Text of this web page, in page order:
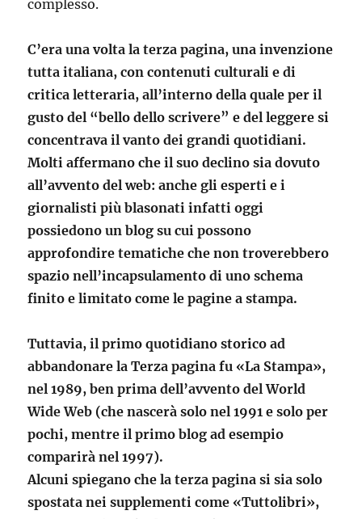
complesso.
C’era una volta la terza pagina, una invenzione
tutta italiana, con contenuti culturali e di
critica letteraria, all’interno della quale per il
gusto del “bello dello scrivere” e del leggere si
concentrava il vanto dei grandi quotidiani.
Molti affermano che il suo declino sia dovuto
all’avvento del web: anche gli esperti e i
giornalisti più blasonati infatti oggi
possiedono un blog su cui possono
approfondire tematiche che non troverebbero
spazio nell’incapsulamento di uno schema
finito e limitato come le pagine a stampa.
Tuttavia, il primo quotidiano storico ad
abbandonare la Terza pagina fu «La Stampa»,
nel 1989, ben prima dell’avvento del World
Wide Web (che nascerà solo nel 1991 e solo per
pochi, mentre il primo blog ad esempio
comparirà nel 1997).
Alcuni spiegano che la terza pagina si sia solo
spostata nei supplementi come «Tuttolibri»,